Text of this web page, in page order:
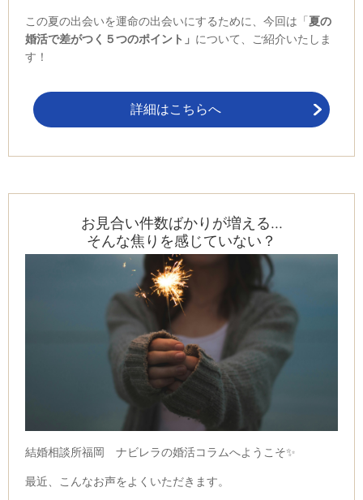
この夏の出会いを運命の出会いにするために、今回は「 夏の
婚活で差がつく５つのポイント」 について、ご紹介いたしま
す！
詳細はこちらへ
お見合い件数ばかりが増える...
そんな焦りを感じていない？
結婚相談所福岡 ナビレラの婚活コラムへようこそ✨
最近、こんなお声をよくいただきます。